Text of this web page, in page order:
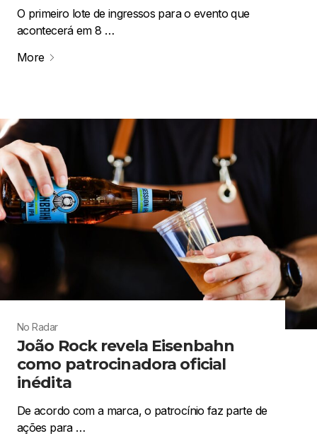
O primeiro lote de ingressos para o evento que
acontecerá em 8 …
More
No Radar
João Rock revela Eisenbahn
como patrocinadora oficial
inédita
De acordo com a marca, o patrocínio faz parte de
ações para …